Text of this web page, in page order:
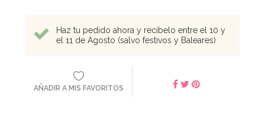
Haz tu pedido ahora y recíbelo entre el 10 y
el 11 de Agosto (salvo festivos y Baleares)
AÑADIR A MIS FAVORITOS